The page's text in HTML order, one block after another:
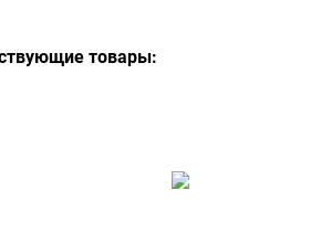
товары: